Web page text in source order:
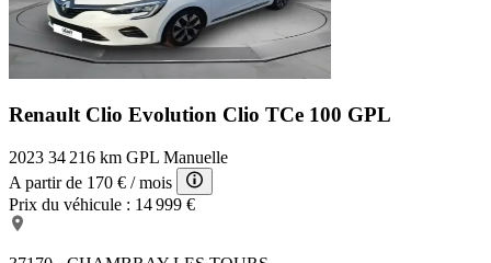
Renault Clio Evolution Clio TCe 100 GPL
2023 34 216 km GPL Manuelle
A partir de 170 € / mois
Prix du véhicule : 14 999 €